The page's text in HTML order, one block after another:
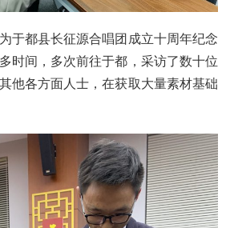
于都县长征源合唱团成立十周年纪念
时间，多次前往于都，采访了数十位
他各方面人士，在获取大量素材基础